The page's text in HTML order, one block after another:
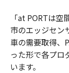
「at PORTは
市のエッジセン
車の需要取得、
った形で各プロ
います。